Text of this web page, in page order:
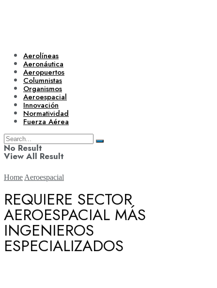
Aerolíneas
Aeronáutica
Aeropuertos
Columnistas
Organismos
Aeroespacial
Innovación
Normatividad
Fuerza Aérea
No Result
View All Result
Aerolíneas
Aeronáutica
Home Aeroespacial
REQUIERE SECTOR
AEROESPACIAL MÁS
INGENIEROS
ESPECIALIZADOS